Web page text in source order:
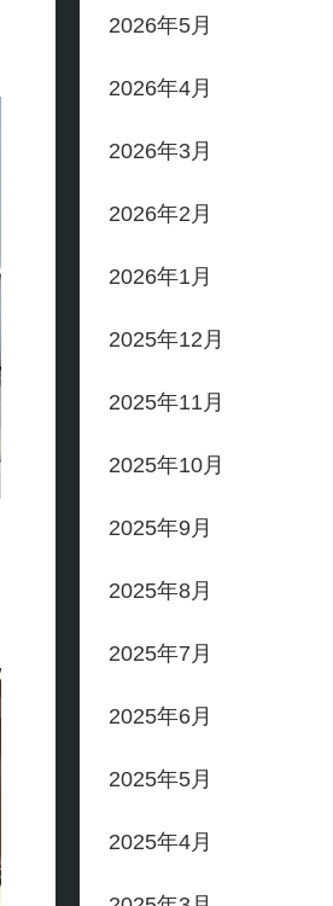
2026年5月
2026年4月
2026年3月
2026年2月
2026年1月
2025年12月
2025年11月
2025年10月
2025年9月
2025年8月
2025年7月
2025年6月
2025年5月
2025年4月